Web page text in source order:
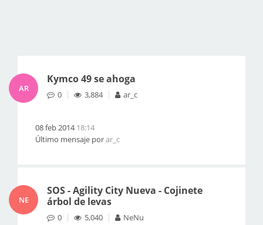
AR
Kymco 49 se ahoga
0 3,884 ar_c
08 feb 201418:14
Último mensaje porar_c
NE
SOS - Agility City Nueva - Cojinete
árbol de levas
0 5,040 NeNu